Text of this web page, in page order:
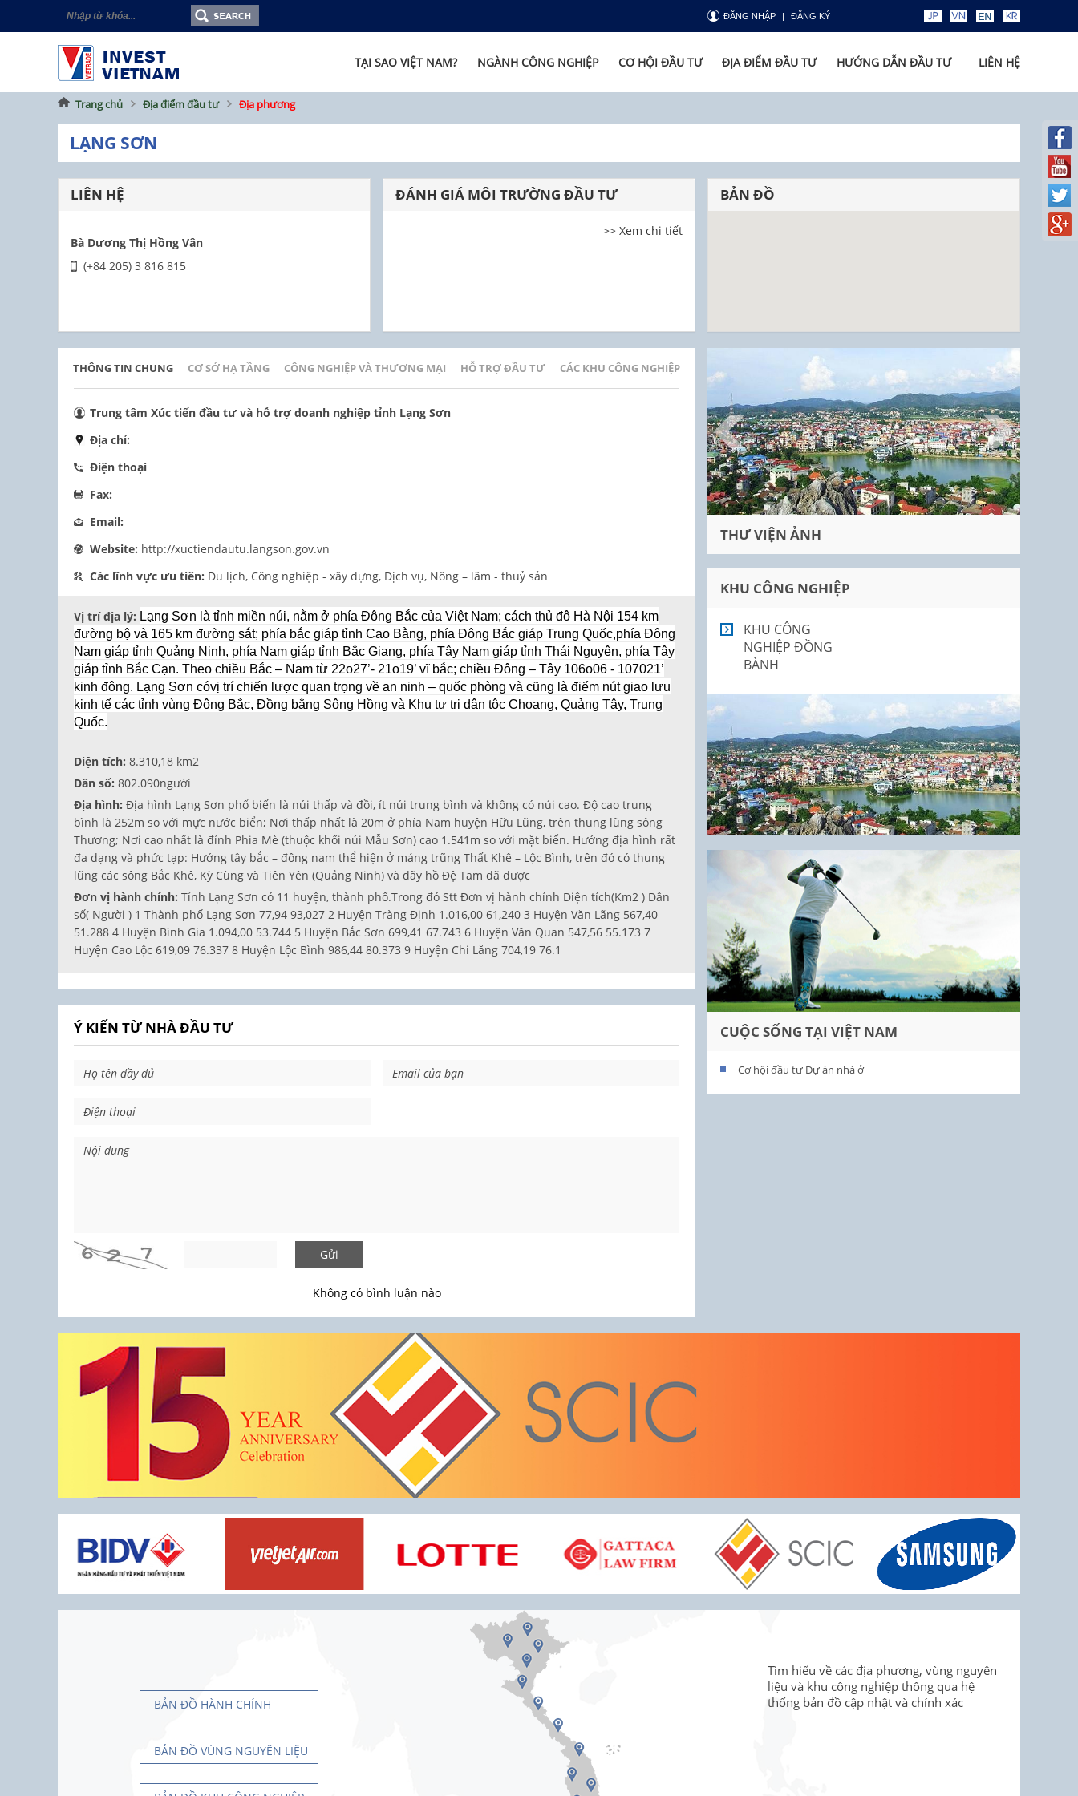
ĐĂNG NHẬP ĐĂNG KÝ
LIÊN HỆ
HƯỚNG DẪN ĐẦU TƯ
ĐỊA ĐIỂM ĐẦU TƯ
CƠ HỘI ĐẦU TƯ
NGÀNH CÔNG NGHIỆP
TẠI SAO VIỆT NAM?
Trang chủ Địa điểm đầu tư Địa phương
LẠNG SƠN
LIÊN HỆ
Bà Dương Thị Hồng Vân
(+84 205) 3 816 815
ĐÁNH GIÁ MÔI TRƯỜNG ĐẦU TƯ
>> Xem chi tiết
BẢN ĐỒ
THÔNG TIN CHUNG CƠ SỞ HẠ TẦNG CÔNG NGHIỆP VÀ THƯƠNG MẠI HỖ TRỢ ĐẦU TƯ CÁC KHU CÔNG NGHIỆP
Trung tâm Xúc tiến đầu tư và hỗ trợ doanh nghiệp tỉnh Lạng Sơn
Địa chỉ:
Điện thoại
Fax:
Email:
Website: http://xuctiendautu.langson.gov.vn
Các lĩnh vực ưu tiên: Du lịch, Công nghiệp - xây dựng, Dịch vụ, Nông – lâm - thuỷ sản
Vị trí địa lý: Lạng Sơn là tỉnh miền núi, nằm ở phía Đông Bắc của Việt Nam; cách thủ đô Hà Nội 154 km
đường bộ và 165 km đường sắt; phía bắc giáp tỉnh Cao Bằng, phía Đông Bắc giáp Trung Quốc,phía Đông
Nam giáp tỉnh Quảng Ninh, phía Nam giáp tỉnh Bắc Giang, phía Tây Nam giáp tỉnh Thái Nguyên, phía Tây
giáp tỉnh Bắc Cạn. Theo chiều Bắc – Nam từ 22o27’- 21o19’ vĩ bắc; chiều Đông – Tây 106o06 - 107021’
kinh đông. Lạng Sơn cóvị trí chiến lược quan trọng về an ninh – quốc phòng và cũng là điểm nút giao lưu
kinh tế các tỉnh vùng Đông Bắc, Đồng bằng Sông Hồng và Khu tự trị dân tộc Choang, Quảng Tây, Trung
Quốc.
Diện tích: 8.310,18 km2
Dân số: 802.090người
Địa hình: Địa hình Lạng Sơn phổ biến là núi thấp và đồi, ít núi trung bình và không có núi cao. Độ cao trung
bình là 252m so với mực nước biển; Nơi thấp nhất là 20m ở phía Nam huyện Hữu Lũng, trên thung lũng sông
Thương; Nơi cao nhất là đỉnh Phia Mè (thuộc khối núi Mẫu Sơn) cao 1.541m so với mặt biển. Hướng địa hình rất
đa dạng và phức tạp: Hướng tây bắc – đông nam thể hiện ở máng trũng Thất Khê – Lộc Bình, trên đó có thung
lũng các sông Bắc Khê, Kỳ Cùng và Tiên Yên (Quảng Ninh) và dãy hồ Đệ Tam đã được
Đơn vị hành chính: Tỉnh Lạng Sơn có 11 huyện, thành phố.Trong đó Stt Đơn vị hành chính Diện tích(Km2 ) Dân
số( Người ) 1 Thành phố Lạng Sơn 77,94 93,027 2 Huyện Tràng Định 1.016,00 61,240 3 Huyện Văn Lãng 567,40
51.288 4 Huyện Bình Gia 1.094,00 53.744 5 Huyện Bắc Sơn 699,41 67.743 6 Huyện Văn Quan 547,56 55.173 7
Huyện Cao Lộc 619,09 76.337 8 Huyện Lộc Bình 986,44 80.373 9 Huyện Chi Lăng 704,19 76.1
Ý KIẾN TỪ NHÀ ĐẦU TƯ
Gửi
Không có bình luận nào
THƯ VIỆN ẢNH
KHU CÔNG NGHIỆP
KHU CÔNG
NGHIỆP ĐỒNG
BÀNH
CUỘC SỐNG TẠI VIỆT NAM
Cơ hội đầu tư Dự án nhà ở
BẢN ĐỒ HÀNH CHÍNH
BẢN ĐỒ VÙNG NGUYÊN LIỆU
Tìm hiểu về các địa phương, vùng nguyên
liệu và khu công nghiệp thông qua hệ
thống bản đồ cập nhật và chính xác